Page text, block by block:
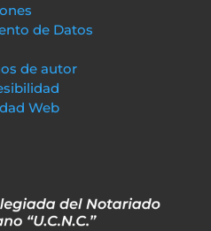
de Datos
de autor
Web